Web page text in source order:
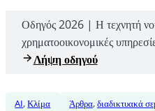
Οδηγός 2026 | Η τεχνητή
χρηματοοικονομικές
Λήψη οδηγού
AI,Κλίμα Άρθρα,διαδικτυακά